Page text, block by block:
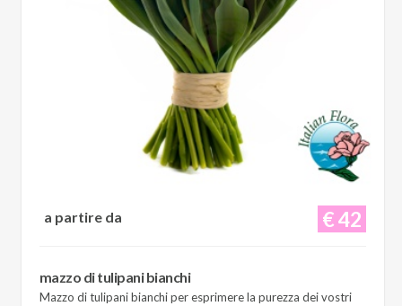
€ 42
a partire da
mazzo di tulipani bianchi
Mazzo di tulipani bianchi per esprimere la purezza dei vostri